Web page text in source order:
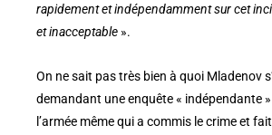
rapidement et indépendamment sur cet
et inacceptable ».
On ne sait pas très bien à quoi Mladenov
demandant une enquête « indépendante
l’armée même qui a commis le crime et